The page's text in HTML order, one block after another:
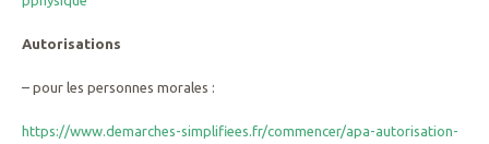
Autorisations
– pour les personnes morales :
https://www.demarches-simplifiees.fr/commencer/apa-autorisation-